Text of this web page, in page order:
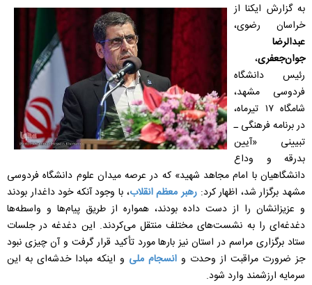
به گزارش ایکنا از
خراسان رضوی،
عبدالرضا
جوان‌جعفری،
رئیس دانشگاه
فردوسی مشهد،
شامگاه ۱۷ تیرماه،
در برنامه فرهنگی ـ
تبیینی «آیین
بدرقه و وداع
دانشگاهیان با امام مجاهد شهید» که در عرصه میدان علوم دانشگاه فردوسی
مشهد برگزار شد، اظهار کرد:رهبر معظم انقلاب، با وجود آنکه خود داغدار بودند
و عزیزانشان را از دست داده بودند، همواره از طریق پیام‌ها و واسطه‌ها
دغدغه‌ای را به نشست‌های مختلف منتقل می‌کردند. این دغدغه در جلسات
ستاد برگزاری مراسم در استان نیز بارها مورد تأکید قرار گرفت و آن چیزی نبود
جز ضرورت مراقبت از وحدت و انسجام ملی و اینکه مبادا خدشه‌ای به این
سرمایه ارزشمند وارد شود.